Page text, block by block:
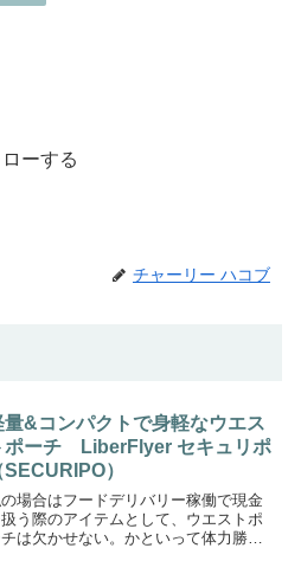
ーする
チャーリー ハコブ
量&コンパクトで身軽なウエス
ポーチ LiberFlyer セキュリポ
SECURIPO）
場合はフードデリバリー稼働で現金
う際のアイテムとして、ウエストポ
は欠かせない。かといって体力勝負